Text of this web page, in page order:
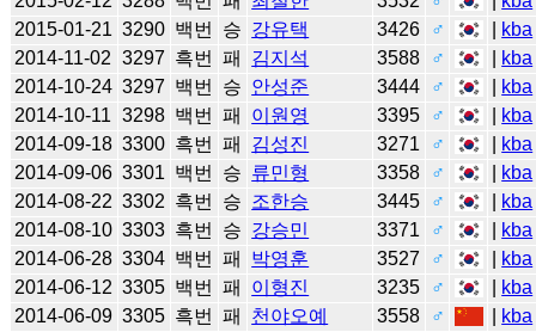
2015-01-21 3290 백번 승 강유택 3426 ♂ kba
2014-11-02 3297 흑번 패 김지석 3588 ♂ kba
2014-10-24 3297 백번 승 안성준 3444 ♂ kba
2014-10-11 3298 백번 패 이원영 3395 ♂ kba
2014-09-18 3300 흑번 패 김성진 3271 ♂ kba
2014-09-06 3301 백번 승 류민형 3358 ♂ kba
2014-08-22 3302 흑번 승 조한승 3445 ♂ kba
2014-08-10 3303 흑번 승 강승민 3371 ♂ kba
2014-06-28 3304 백번 패 박영훈 3527 ♂ kba
2014-06-12 3305 백번 패 이형진 3235 ♂ kba
2014-06-09 3305 흑번 패 천야오예 3558 ♂ kba